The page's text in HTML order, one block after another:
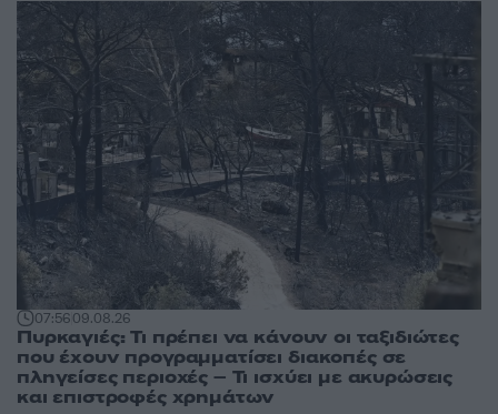
07:5609.08.26
Πυρκαγιές: Τι πρέπει να κάνουν οι ταξιδιώτες
που έχουν προγραμματίσει διακοπές σε
πληγείσες περιοχές – Τι ισχύει με ακυρώσεις
και επιστροφές χρημάτων